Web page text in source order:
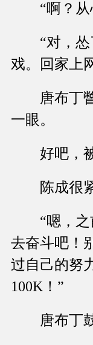
“啊？从
“对，怂
戏。回家上
唐布丁瞥
一眼。
好吧，被
陈成很紧
“嗯，之前
去奋斗吧！
过自己的努
100K！”
唐布丁鼓